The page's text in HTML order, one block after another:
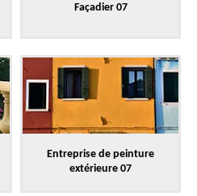
Façadier 07
Entreprise de peinture
extérieure 07